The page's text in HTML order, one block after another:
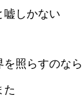
嘘しかない
照らすのなら
た